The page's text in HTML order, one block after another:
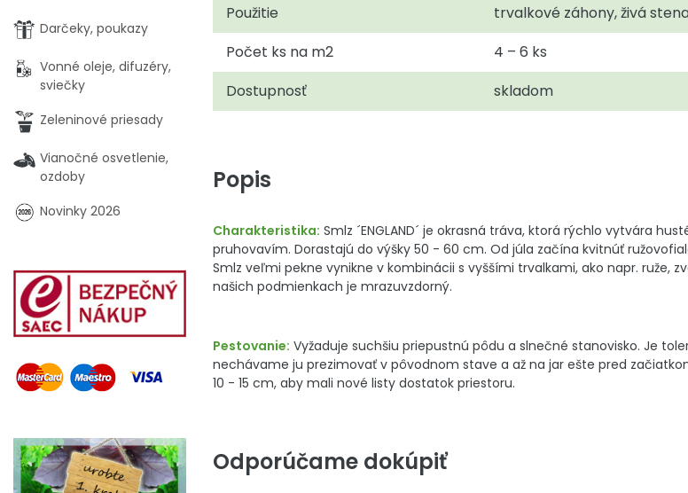
Použitie
trvalkové záhony, živá
Počet ks na m2
4 – 6 ks
Dostupnosť
skladom
Popis
Charakteristika: Smlz ´ENGLAND´ je okrasná tráva, ktorá rýchlo vytvára
pruhovavím. Dorastajú do výšky 50 - 60 cm. Od júla začína kvitnúť
Smlz veľmi pekne vynikne v kombinácii s vyššími trvalkami, ako napr. ruže,
našich podmienkach je mrazuvzdorný.
Pestovanie: Vyžaduje suchšiu priepustnú pôdu a slnečné stanovisko. Je
nechávame ju prezimovať v pôvodnom stave a až na jar ešte pred
10 - 15 cm, aby mali nové listy dostatok priestoru.
Odporúčame dokúpiť
Darčeky, poukazy
Vonné oleje, difuzéry,
sviečky
Zeleninové priesady
Vianočné osvetlenie,
ozdoby
Novinky 2026